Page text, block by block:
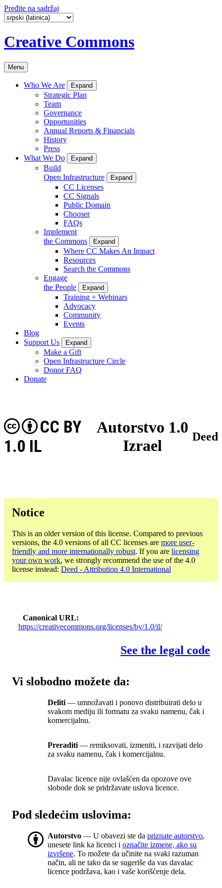
Pređite na sadržaj
Creative Commons
Menu
Who We Are Expand
Strategic Plan
Team
Governance
Opportunities
Annual Reports & Financials
History
Press
What We Do
Expand
Build
Open Infrastructure
Expand
CC Licenses
CC Signals
Public Domain
Chooser
FAQs
Implement
the Commons
Expand
Where CC Makes An Impact
Resources
Search the Commons
Engage
the People
Expand
Training + Webinars
Advocacy
Community
Events
Blog
Support Us
Expand
Make a Gift
Open Infrastructure Circle
Donor FAQ
Donate
Autorstvo 1.0
Izrael
CC BY
1.0 IL
Deed
Notice
This is an older version of this license. Compared to previous
versions, the 4.0 versions of all CC licenses are more user-
friendly and more internationally robust. If you are licensing
your own work, we strongly recommend the use of the 4.0
license instead: Deed - Attribution 4.0 International
Canonical URL
https://creativecommons.org/licenses/by/1.0/il/
See the legal code
Vi slobodno možete da:
Deliti — umnožavati i ponovo distribuirati delo u
svakom mediju ili formatu za svaku namenu, čak i
komercijalnu.
Preraditi — remiksovati, izmeniti, i razvijati delo
za svaku namenu, čak i komercijalnu.
Davalac licence nije ovlašćen da opozove ove
slobode dok se pridržavate uslova licence.
Pod sledećim uslovima:
Autorstvo — U obavezi ste da priznate autorstvo,
unesete link ka licenci i označite izmene, ako su
izvršene. To možete da učinite na svaki razuman
način, ali ne tako da se sugeriše da vas davalac
licence podržava, kao i vaše korišćenje dela.